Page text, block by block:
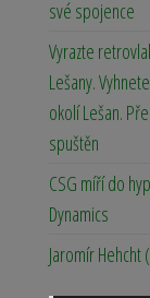
své spojence
Vyrazte
Lešany.
okolí Lešan.
spuštěn
CSG míří do
Dynamics
Jaromír Hehcht